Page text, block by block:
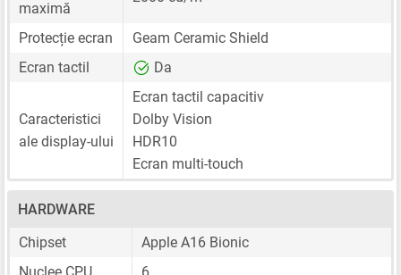
maximă
Protecție ecran
Geam Ceramic Shield
Ecran tactil
Da
Caracteristici
ale display-ului
Ecran tactil capacitiv
Dolby Vision
HDR10
Ecran multi-touch
HARDWARE
Chipset
Apple A16 Bionic
Nuclee CPU
6